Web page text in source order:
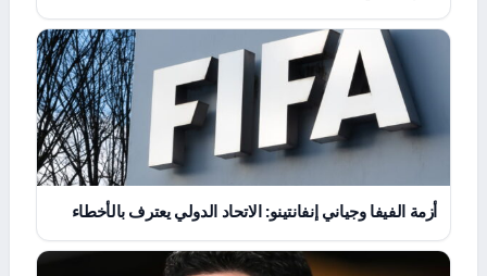
أزمة الفيفا وجياني إنفانتينو: الاتحاد الدولي يعترف بالأخطاء